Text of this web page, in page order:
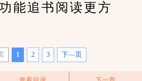
能追书阅读更方
1 2 3 下—页